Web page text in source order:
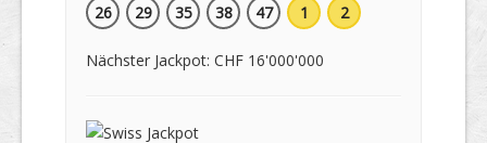
26
29 35 38 47 1 2
Nächster Jackpot: CHF 16'000'000